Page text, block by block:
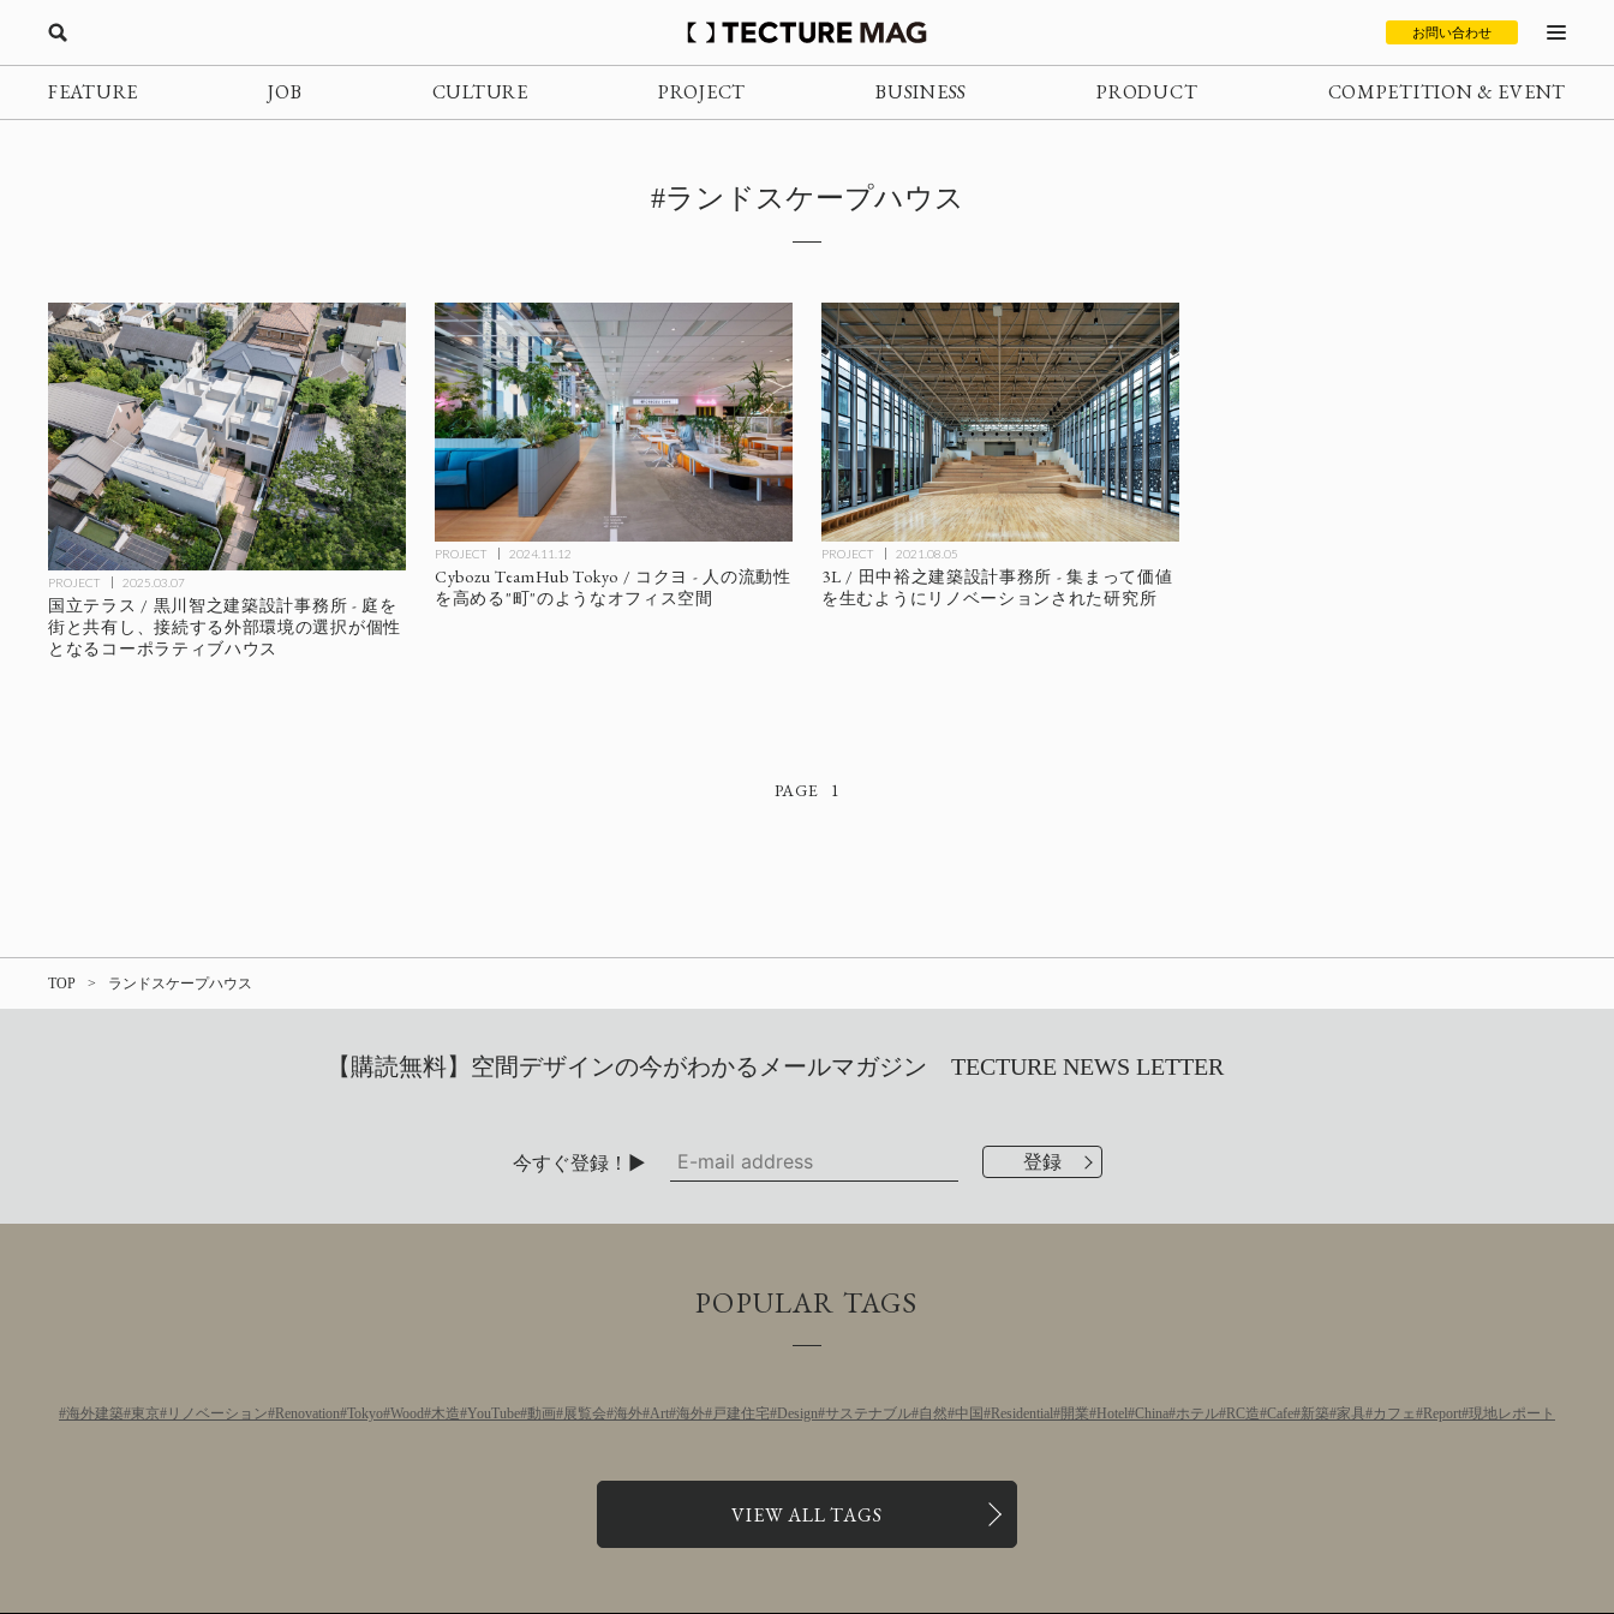
お問い合わせ
FEATURE JOB CULTURE PROJECT BUSINESS PRODUCT COMPETITION & EVENT
#ランドスケープハウス
PROJECT 2025.03.07
国立テラス / 黒川智之建築設計事務所 - 庭を
街と共有し、接続する外部環境の選択が個性
となるコーポラティブハウス
PROJECT 2024.11.12
Cybozu TeamHub Tokyo / コクヨ - 人の流動性
を高める"町"のようなオフィス空間
PROJECT 2021.08.05
3L / 田中裕之建築設計事務所 - 集まって価値
を生むようにリノベーションされた研究所
1
TOP ランドスケープハウス
【購読無料】空間デザインの今がわかるメールマガジン TECTURE NEWS LETTER
今すぐ登録！▶
POPULAR TAGS
海外建築 東京 リノベーション Renovation Tokyo Wood 木造 YouTube 動画 展覧会 海外 Art 海外 戸建住宅 Design サステナブル 自然 中国 Residential 開業 Hotel China ホテル RC造 Cafe 新築 家具 カフェ Report 現地レポート
VIEW ALL TAGS